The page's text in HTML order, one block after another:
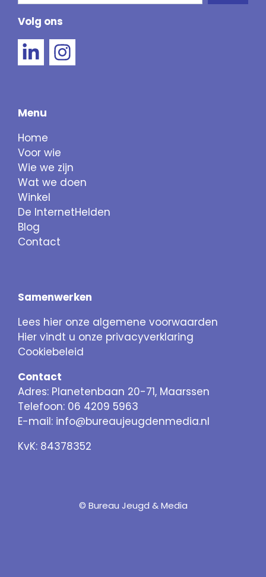
Menu
Home
Voor wie
Wie we zijn
Wat we doen
Winkel
De InternetHelden
Blog
Contact
Samenwerken
Lees hier onze algemene voorwaarden
Hier vindt u onze privacyverklaring
Cookiebeleid
Contact
Adres: Planetenbaan 20-71, Maarssen
Telefoon: 06 4209 5963
E-mail: info@bureaujeugdenmedia.nl
KvK: 84378352
Volg ons
© Bureau Jeugd & Media